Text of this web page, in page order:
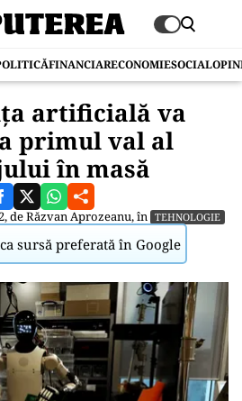
FINANCIARECONOMIESOCIAL
artificială va
primul val al
în masă
deRăzvan Aprozeanu, în TEHNOLOGIE
sursă preferată în Google